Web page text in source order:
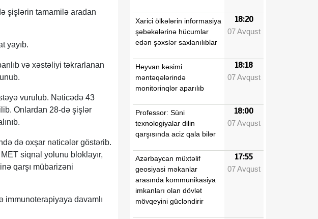
şişlərin tamamilə aradan
yayıb.
və xəstəliyi təkrarlanan
vurulub. Nəticədə 43
Onlardan 28-də şişlər
də oxşar nəticələr göstərib.
siqnal yolunu bloklayır,
qarşı mübarizəni
immunoterapiyaya davamlı
Xarici ölkələrin informasiya
şəbəkələrinə hücumlar
edən şəxslər saxlanılıblar
18:20
07 Avqust
Heyvan kəsimi
məntəqələrində
monitorinqlər aparılıb
18:18
07 Avqust
Professor: Süni
texnologiyalar dilin
qarşısında aciz qala bilər
18:00
07 Avqust
Azərbaycan müxtəlif
geosiyasi məkanlar
arasında kommunikasiya
imkanları olan dövlət
mövqeyini gücləndirir
17:55
07 Avqust